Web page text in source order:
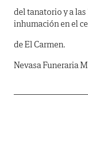
del tanatorio y a las
inhumación en el
de El Carmen.
Nevasa Funeraria